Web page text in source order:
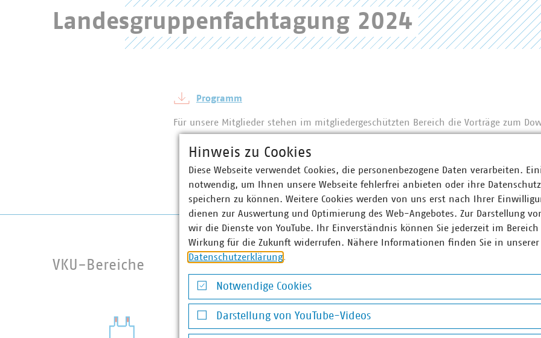
Benutzername
Passwort vergessen?
Landesgruppenfachtagung 2024
Programm
Für unsere Mitglieder stehen im mitgliedergeschützten Bereich die Vorträge zum
VKU-Bereiche
Hinweis zu Cookies
Diese Webseite verwendet Cookies, die personenbezogene Daten verarbeiten.
notwendig, um Ihnen unsere Webseite fehlerfrei anbieten oder ihre
speichern zu können. Weitere Cookies werden von uns erst nach Ihrer
dienen zur Auswertung und Optimierung des Web-Angebotes. Zur Darstellung
wir die Dienste von YouTube. Ihr Einverständnis können Sie jederzeit im
Wirkung für die Zukunft widerrufen. Nähere Informationen finden Sie in unserer
Datenschutzerklärung.
Notwendige Cookies
Notwendige Cookies
Darstellung von YouTube-Videos
Darstellung von YouTube-Videos